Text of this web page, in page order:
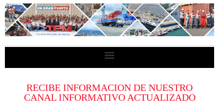
RECIBE INFORMACION DE NUESTRO
CANAL INFORMATIVO ACTUALIZADO